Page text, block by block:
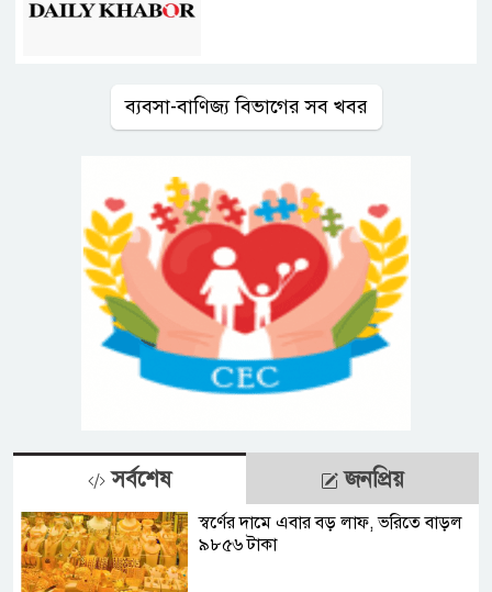
ব্যবসা-বাণিজ্য বিভাগের সব খবর
সর্বশেষ জনপ্রিয়
স্বর্ণের দামে এবার বড় লাফ, ভরিতে বাড়ল
৯৮৫৬ টাকা